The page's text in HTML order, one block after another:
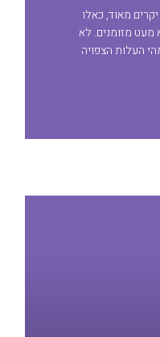
יקרים מאוד, כאלו
מעט מזומנים. לא
העלות הצפויה